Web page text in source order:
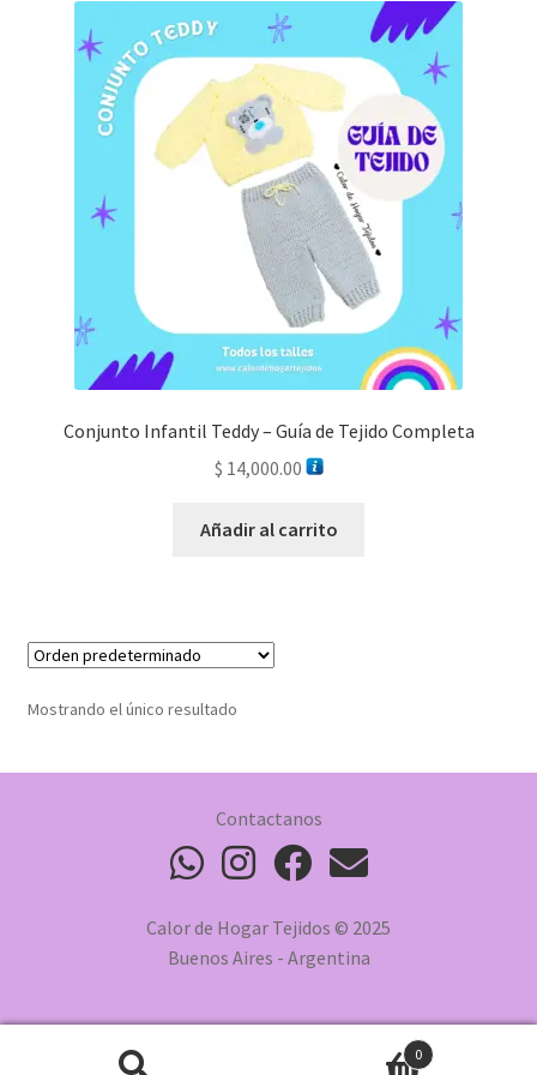
Conjunto Infantil Teddy – Guía de Tejido Completa
$ 14,000.00
Añadir al carrito
Mostrando el único resultado
Contactanos
Calor de Hogar Tejidos © 2025
Buenos Aires - Argentina
0